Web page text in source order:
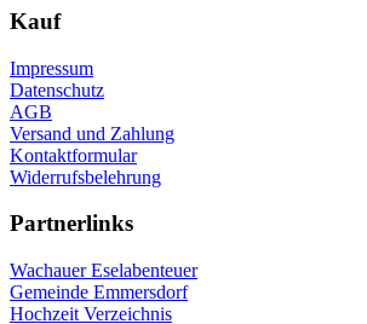
Kauf
Impressum
Datenschutz
AGB
Versand und Zahlung
Kontaktformular
Widerrufsbelehrung
Partnerlinks
Wachauer Eselabenteuer
Gemeinde Emmersdorf
Hochzeit Verzeichnis